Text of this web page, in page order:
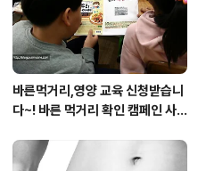
바른먹거리,영양 교육 신청받습니
다~! 바른 먹거리 확인 캠페인 사